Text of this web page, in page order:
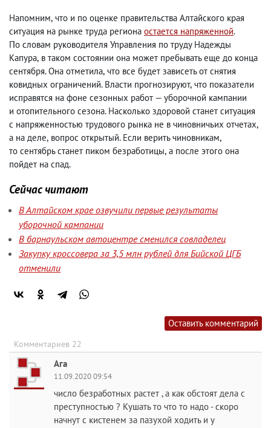
Напомним, что и по оценке правительства Алтайского края
ситуация на рынке труда региона остается напряженной.
По словам руководителя Управления по труду Надежды
Капура, в таком состоянии она может пребывать еще до конца
сентября. Она отметила, что все будет зависеть от снятия
ковидных ограничений. Власти прогнозируют, что показатели
исправятся на фоне сезонных работ — уборочной кампании
и отопительного сезона. Насколько здоровой станет ситуация
с напряженностью трудового рынка не в чиновничьих отчетах,
а на деле, вопрос открытый. Если верить чиновникам,
то сентябрь станет пиком безработицы, а после этого она
пойдет на спад.
Сейчас читают
В Алтайском крае озвучили первые результаты
уборочной кампании
В барнаульском автоцентре сменился совладелец
Закупку кроссовера за 3,5 млн рублей для Бийской ЦГБ
отменили
Оставить комментарий
Комментариев 22
Ага
11.09.2020 09:54
число безработных растет , а как обстоят дела с
преступностью ? Кушать то что то надо - скоро
начнут с кистенем за пазухой ходить и у